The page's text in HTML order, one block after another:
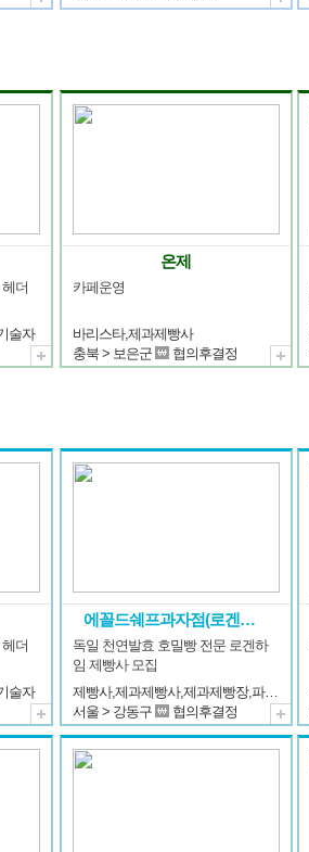
더
술자
온제
카페운영
바리스타,제과제빵사
충북 > 보은군
협의후결정
더
술자
에꼴드쉐프과자점(로겐하임점)
독일 천연발효 호밀빵 전문 로겐하
임 제빵사 모집
제빵사,제과제빵사,제과제빵장,파티쉐(파티시에),제과제빵기술자
서울 > 강동구
협의후결정